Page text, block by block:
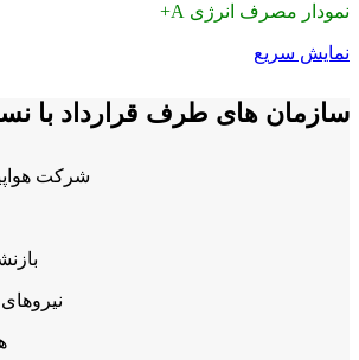
نمودار مصرف انرژی A+
نمایش سریع
سازمان های طرف قرارداد با